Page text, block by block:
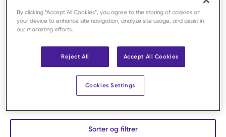
Ved kompliserte fødsler er rask og korrekt assistanse
avgjørende. I denne kategorien finner du utstyr for
husdyrproduksjon. Produktene gir støtte ved vanskelige
situasjoner og bidrar til trygg håndtering av både mor
og avkom. Sortimentet er valgt med fokus på funksjon
og dyrevelferd. Hos MWI Animal Health tilbyr vi løsninger
Sorter og filtrer
By clicking “Accept All Cookies”, you agree to the storing of cookies on
your device to enhance site navigation, analyze site usage, and assist in
our marketing efforts.
Reject All Accept All Cookies
Cookies Settings